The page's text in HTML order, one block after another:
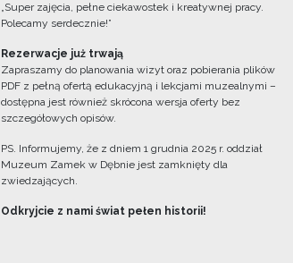
„Super zajęcia, pełne ciekawostek i kreatywnej pracy.
Polecamy serdecznie!”
Rezerwacje już trwają
Zapraszamy do planowania wizyt oraz pobierania plików
PDF z pełną ofertą edukacyjną i lekcjami muzealnymi –
dostępna jest również skrócona wersja oferty bez
szczegółowych opisów.
PS. Informujemy, że z dniem 1 grudnia 2025 r. oddział
Muzeum Zamek w Dębnie jest zamknięty dla
zwiedzających.
Odkryjcie z nami świat pełen historii!